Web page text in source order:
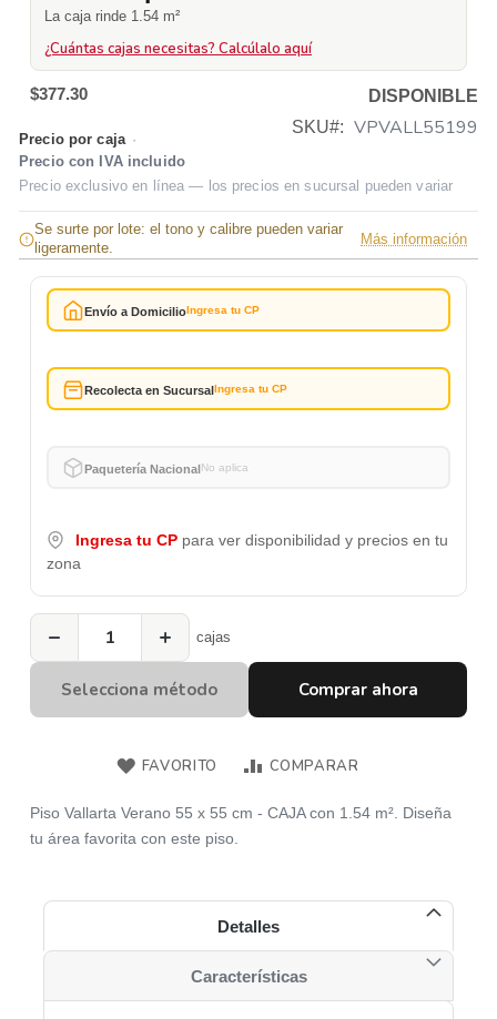
La caja rinde 1.54 m²
¿Cuántas cajas necesitas? Calcúlalo aquí
$377.30
DISPONIBLE
SKU
VPVALL55199
Precio por caja ·
Precio con IVA incluido
Precio exclusivo en línea — los precios en sucursal pueden variar
Se surte por lote: el tono y calibre pueden variar
ligeramente.
Más información
Envío a DomicilioIngresa tu CP
Recolecta en SucursalIngresa tu CP
Paquetería NacionalNo aplica
Ingresa tu CP para ver disponibilidad y precios en tu
zona
− + cajas
Selecciona método Comprar ahora
FAVORITO COMPARAR
Piso Vallarta Verano 55 x 55 cm - CAJA con 1.54 m². Diseña
tu área favorita con este piso.
Detalles
Características